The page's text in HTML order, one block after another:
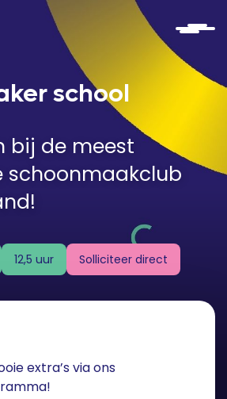
school
bij de meest
schoonmaakclub
12,5 uur Solliciteer direct
extra’s via ons